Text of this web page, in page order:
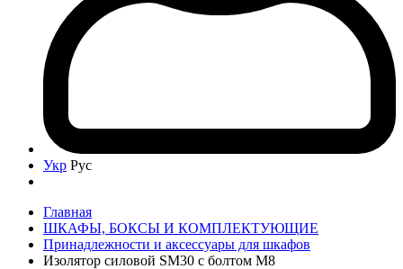
Укр Рус
Главная
ШКАФЫ, БОКСЫ И КОМПЛЕКТУЮЩИЕ
Принадлежности и аксессуары для шкафов
Изолятор силовой SM30 c болтом М8